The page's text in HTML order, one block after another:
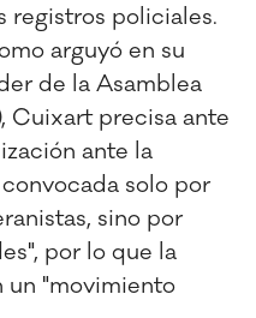
registros policiales.
arguyó en su
de la Asamblea
Cuixart precisa ante
ante la
solo por
sino por
por lo que la
un "movimiento